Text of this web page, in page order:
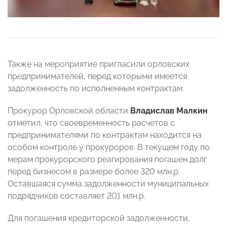
Также на мероприятие пригласили орловских
предпринимателей, перед которыми имеется
задолженность по исполненным контрактам.
Прокурор Орловской области Владислав Малкин
отметил, что своевременность расчетов с
предпринимателями по контрактам находится на
особом контроле у прокуроров. В текущем году по
мерам прокурорского реагирования погашен долг
перед бизнесом в размере более 320 млн.р.
Оставшаяся сумма задолженности муниципальных
подрядчиков составляет 201 млн.р.
Для погашения кредиторской задолженности,